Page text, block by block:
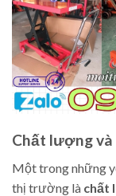
Chất lượng và
Một trong những
thị trường là chất